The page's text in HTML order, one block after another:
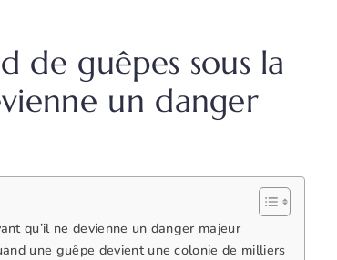
de guêpes sous la
un danger
qu’il ne devienne un danger majeur
une guêpe devient une colonie de milliers